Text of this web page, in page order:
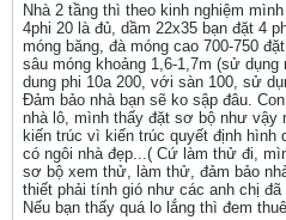
Nhà 2 tầng thì theo kinh nghiệm
4phi 20 là đủ, dầm 22x35 bạn đặt 4
móng băng, đà móng cao 700-750
sâu móng khoảng 1,6-1,7m (sử
dung phi 10a 200, với sàn 100, sử
Đảm bảo nhà bạn sẽ ko sập đâu.
nhà lô, mình thấy đặt sơ bộ như vậy
kiến trúc vì kiến trúc quyết định hình
có ngôi nhà đẹp...( Cứ làm thử đi,
sơ bộ xem thử, làm thử, đảm bảo
thiết phải tính gió như các anh chị
Nếu bạn thấy quá lo lắng thì đem